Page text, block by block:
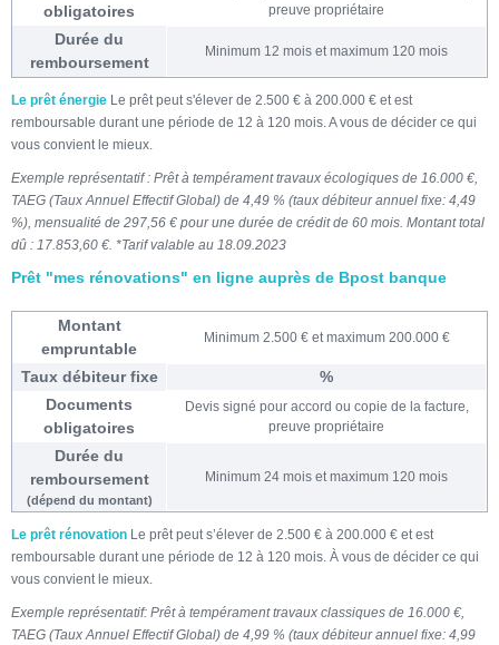
obligatoires
preuve propriétaire
Durée du
remboursement
Minimum 12 mois et maximum 120 mois
Le prêt énergie Le prêt peut s'élever de 2.500 € à 200.000 € et est
remboursable durant une période de 12 à 120 mois. A vous de décider ce qui
vous convient le mieux.
Exemple représentatif : Prêt à tempérament travaux écologiques de 16.000 €,
TAEG (Taux Annuel Effectif Global) de 4,49 % (taux débiteur annuel fixe: 4,49
%), mensualité de 297,56 € pour une durée de crédit de 60 mois. Montant total
dû : 17.853,60 €. *Tarif valable au 18.09.2023
Prêt "mes rénovations" en ligne auprès de Bpost banque
Montant
empruntable
Minimum 2.500 € et maximum 200.000 €
Taux débiteur fixe
%
Documents
obligatoires
Devis signé pour accord ou copie de la facture,
preuve propriétaire
Durée du
remboursement
(dépend du montant)
Minimum 24 mois et maximum 120 mois
Le prêt rénovation Le prêt peut s’élever de 2.500 € à 200.000 € et est
remboursable durant une période de 12 à 120 mois. À vous de décider ce qui
vous convient le mieux.
Exemple représentatif: Prêt à tempérament travaux classiques de 16.000 €,
TAEG (Taux Annuel Effectif Global) de 4,99 % (taux débiteur annuel fixe: 4,99